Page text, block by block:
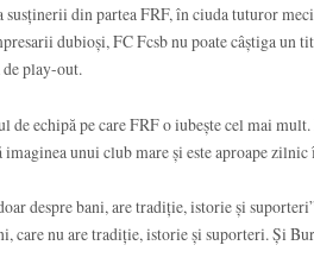
din partea FRF, în ciuda tuturor
dubioși, FC Fcsb nu poate câștiga un
play-out.
de echipă pe care FRF o iubește cel mai
unui club mare și este aproape zilnic
despre bani, are tradiție, istorie și
care nu are tradiție, istorie și suporteri. Și